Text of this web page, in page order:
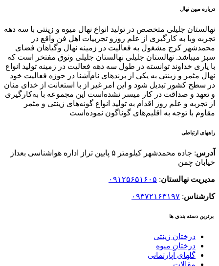
درباره مبین نهال
نهالستان جلیلی متخصص در تولید انواع نهال میوه و زینتی با سه دهه
تجربه وبا به کارگیری از علم روزو تجربیات اهل فن واقع در
محمدشهر کرج مشغول به فعالیت در زمینه نهال وگیاهان فضای
سبز میباشد. نهالستان جلیلی نهالستان جلیلی وثوق مفتخر است که
با یاری خداوند توانسته در طول سه دهه فعالیت در زمینه تولید انواع
نهال مثمر و زینتی به یکی از برندهای نام‌آشنا در حوزه فعالیت خود
در سطح کشور تبدیل شود و این امر غیر از با استعانت از خدای منان
و تعهد و صداقت در کار میسر نشده‌است این مجموعه با به‌کارگیری
از تجربه و علم روز اقدام به تولید انواع گونه‌های زینتی و مثمر
مقاوم با توجه به اقلیم‌های گوناگون نموده‌است
راههای ارتباطی
آدرس
: جاده محمدشهر کیلومتر ۵ پایین تراز اداره هواشناسی بعداز
خیابان چمن
مدیریت نهالستان: ۰۹۱۲۵۶۵۱۶۰۵
کارشناس: ۰۹۳۷۲۱۶۳۱۹۷
برترین دسته بندی ها
درختان زینتی
درختان میوه
گلهای آپارتمانی
مقالات